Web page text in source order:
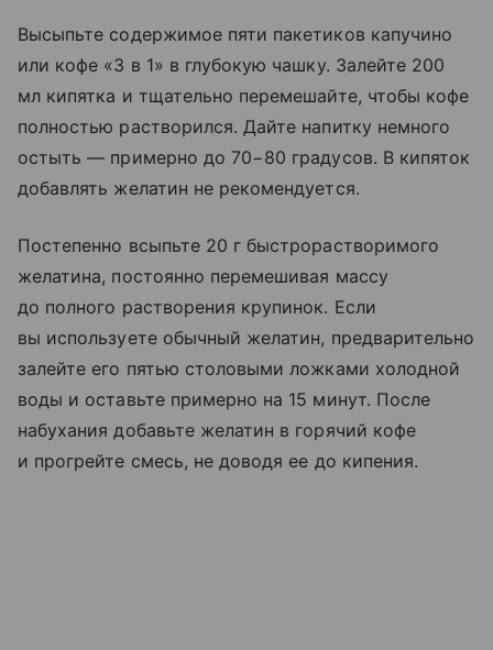
Высыпьте содержимое пяти пакетиков капучино
или кофе «3 в 1» в глубокую чашку. Залейте 200
мл кипятка и тщательно перемешайте, чтобы кофе
полностью растворился. Дайте напитку немного
остыть — примерно до 70−80 градусов. В кипяток
добавлять желатин не рекомендуется.
Постепенно всыпьте 20 г быстрорастворимого
желатина, постоянно перемешивая массу
до полного растворения крупинок. Если
вы используете обычный желатин, предварительно
залейте его пятью столовыми ложками холодной
воды и оставьте примерно на 15 минут. После
набухания добавьте желатин в горячий кофе
и прогрейте смесь, не доводя ее до кипения.